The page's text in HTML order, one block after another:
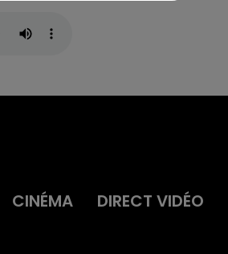
CINÉMA DIRECT VIDÉO